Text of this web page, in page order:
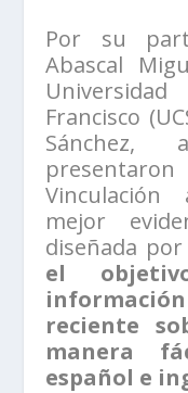
Por su
Abascal
Francisco
Sánchez,
Vinculación
mejor
diseñada por
el
reciente
manera
español e